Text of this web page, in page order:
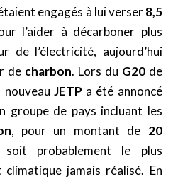
engagés à lui verser8,5
l’aider à décarboner plus
de l’électricité, aujourd’hui
de charbon. Lors du G20de
nouveau JETP a été annoncé
groupe de pays incluant les
, pour un montant de 20
probablement le plus
jamais réalisé. En